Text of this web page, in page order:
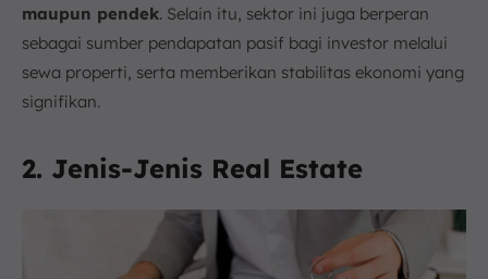
maupun pendek. Selain itu, sektor ini juga berperan
sebagai sumber pendapatan pasif bagi investor melalui
sewa properti, serta memberikan stabilitas ekonomi yang
signifikan.
2. Jenis-Jenis Real Estate